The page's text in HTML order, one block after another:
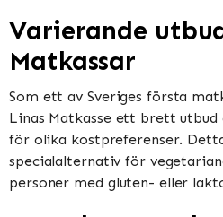
Varierande
Matkassar
Som ett av Sveriges första
Linas Matkasse ett brett utbud
för olika kostpreferenser.
specialalternativ för
personer med gluten- eller